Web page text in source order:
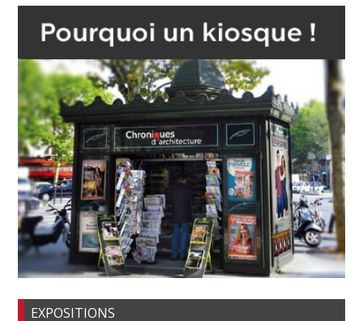
EXPOSITIONS